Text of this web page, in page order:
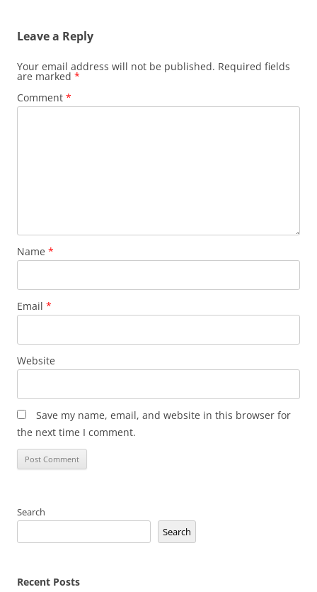
Leave a Reply
Your email address will not be published. Required fields
are marked *
Comment *
Name *
Email *
Website
Save my name, email, and website in this browser for
the next time I comment.
Search
Search
Recent Posts